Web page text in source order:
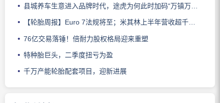
县城养车生意进入品牌时代，途虎为何此时加码“万镇万店”？
【轮胎周报】Euro 7法规将至；米其林上半年营收超千亿；倍耐力上半年盈利稳增；龙星炭黑斩获欧洲近万吨订单
76亿交易落锤！倍耐力股权格局迎来重塑
特种胎巨头，二季度扭亏为盈
千万产能轮胎配套项目，迎新进展